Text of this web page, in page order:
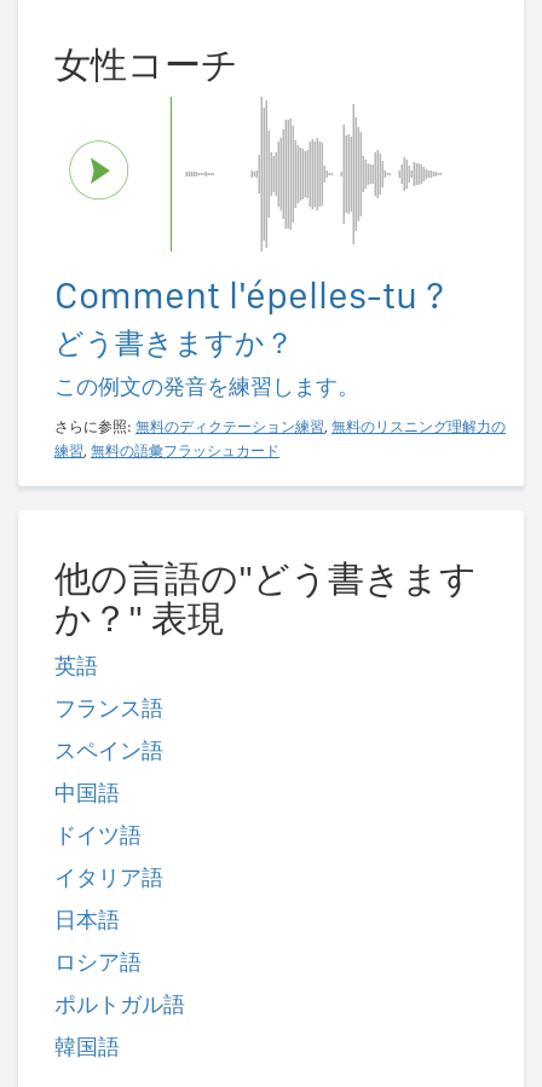
女性コーチ
Comment l'épelles-tu ?
どう書きますか？
この例文の発音を練習します。
さらに参照: 無料のディクテーション練習, 無料のリスニング理解力の
練習, 無料の語彙フラッシュカード
他の言語の"どう書きます
か？" 表現
英語
フランス語
スペイン語
中国語
ドイツ語
イタリア語
日本語
ロシア語
ポルトガル語
韓国語